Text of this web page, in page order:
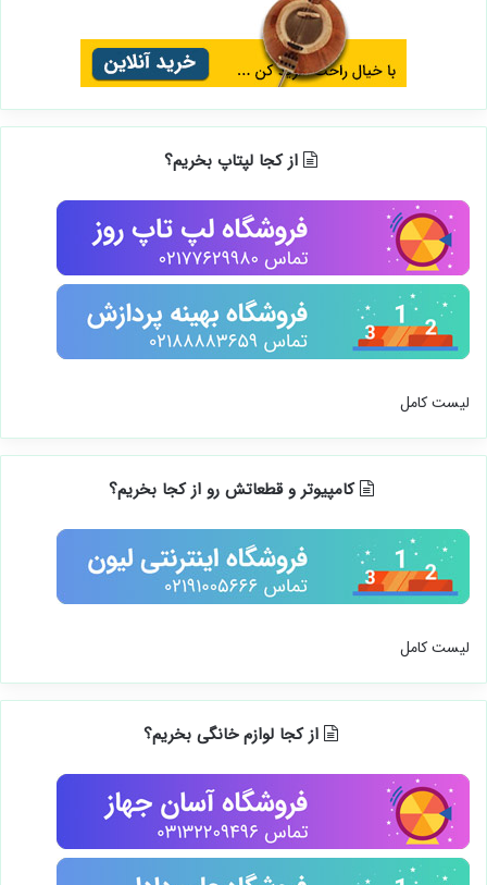
از کجا لپتاپ بخریم؟
لیست کامل
کامپیوتر و قطعاتش رو از کجا بخریم؟
لیست کامل
از کجا لوازم خانگی بخریم؟